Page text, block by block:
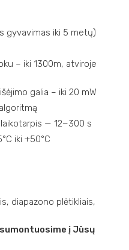
gyvavimas iki 5 metų)
– iki 1300m, atviroje
galia – iki 20 mW
— 12−300 s
iki +50°С
diapazono plėtikliais,
į Jūsų